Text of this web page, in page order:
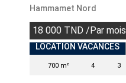
Hammamet Nord
18 000 TND /Par mois
LOCATION VACANCES
700 m² 4 3